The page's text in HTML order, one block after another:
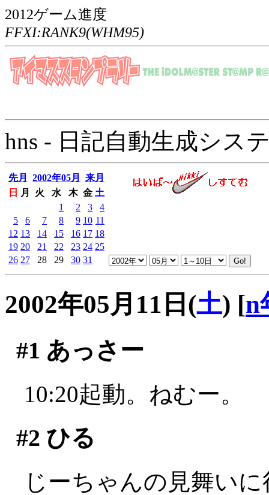
2012ゲーム進度
FFXI:RANK9(WHM95)
hns - 日記自動生成シス
先月 2002年05月
来月
日
月 火 水 木 金 土
1
2 3
4
5
6 7 8 9 10 11
12 13 14 15 16 17 18
19 20 21 22 23 24 25
26 27 28 29 30 31
2002年05月11日(土) [n
#1 あっさー
10:20起動。ねむー。
#2 ひる
じーちゃんの見舞い